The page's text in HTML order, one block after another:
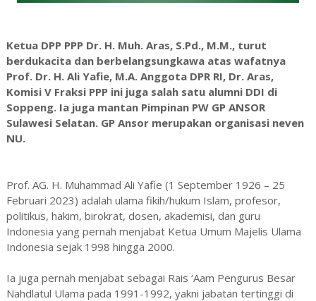
Ketua DPP PPP Dr. H. Muh. Aras, S.Pd., M.M., turut
berdukacita dan berbelangsungkawa atas wafatnya
Prof. Dr. H. Ali Yafie, M.A. Anggota DPR RI, Dr. Aras,
Komisi V Fraksi PPP ini juga salah satu alumni DDI di
Soppeng. Ia juga mantan Pimpinan PW GP ANSOR
Sulawesi Selatan. GP Ansor merupakan organisasi neven
NU.
Prof. AG. H. Muhammad Ali Yafie (1 September 1926 – 25
Februari 2023) adalah ulama fikih/hukum Islam, profesor,
politikus, hakim, birokrat, dosen, akademisi, dan guru
Indonesia yang pernah menjabat Ketua Umum Majelis Ulama
Indonesia sejak 1998 hingga 2000.
Ia juga pernah menjabat sebagai Rais ‘Aam Pengurus Besar
Nahdlatul Ulama pada 1991-1992, yakni jabatan tertinggi di